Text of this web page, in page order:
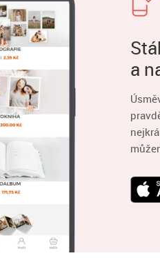
a